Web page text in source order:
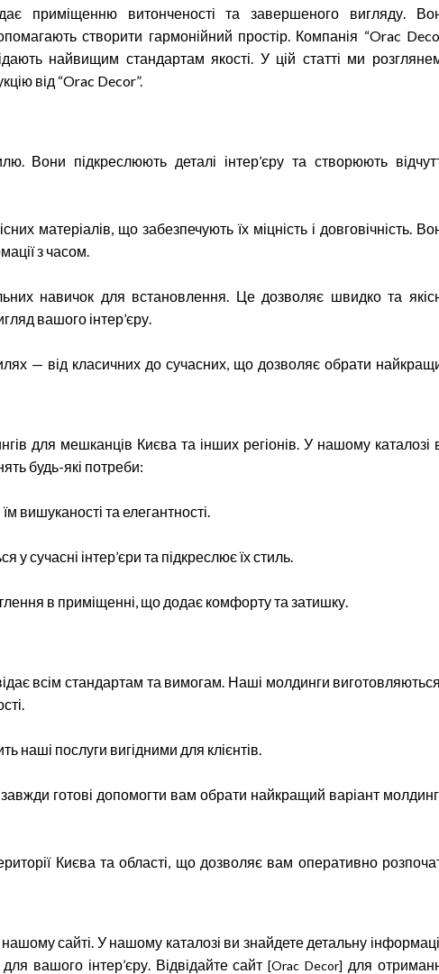
приміщенню витонченості та завершеного вигляду.
створити гармонійний простір. Компанія “Orac
найвищим стандартам якості. У цій статті ми
від “Orac Decor”.
Вони підкреслюють деталі інтер’єру та створюють
матеріалів, що забезпечують їх міцність і довговічність.
з часом.
навичок для встановлення. Це дозволяє швидко та
вашого інтер’єру.
— від класичних до сучасних, що дозволяє обрати
для мешканців Києва та інших регіонів. У нашому каталозі
будь-які потреби:
вишуканості та елегантності.
сучасні інтер’єри та підкреслює їх стиль.
в приміщенні, що додає комфорту та затишку.
всім стандартам та вимогам. Наші молдинги
наші послуги вигідними для клієнтів.
готові допомогти вам обрати найкращий варіант
Києва та області, що дозволяє вам оперативно
сайті. У нашому каталозі ви знайдете детальну
вашого інтер’єру. Відвідайте сайт[Orac Decor] для